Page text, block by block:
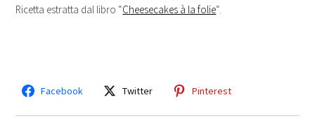
Ricetta estratta dal libro “Cheesecakes à la folie“.
Facebook Twitter Pinterest